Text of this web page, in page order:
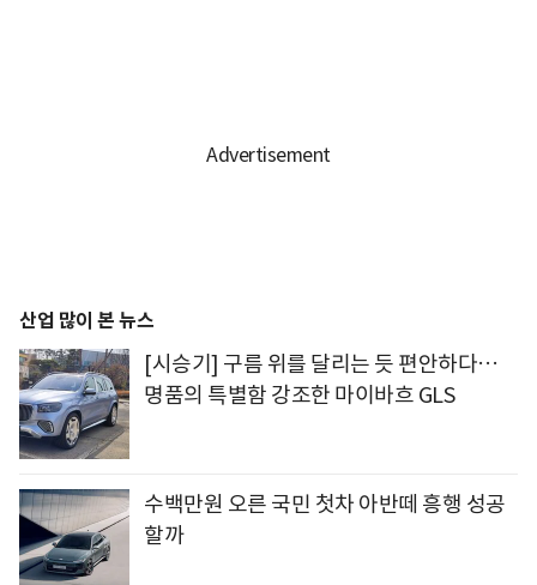
산업 많이 본 뉴스
[시승기] 구름 위를 달리는 듯 편안하다…
명품의 특별함 강조한 마이바흐 GLS
수백만원 오른 국민 첫차 아반떼 흥행 성공
할까